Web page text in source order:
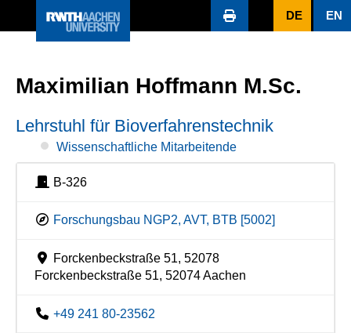
DE EN
Maximilian Hoffmann M.Sc.
Lehrstuhl für Bioverfahrenstechnik
Wissenschaftliche Mitarbeitende
B-326
Forschungsbau NGP2, AVT, BTB [5002]
Forckenbeckstraße 51, 52078
Forckenbeckstraße 51, 52074 Aachen
+49 241 80-23562